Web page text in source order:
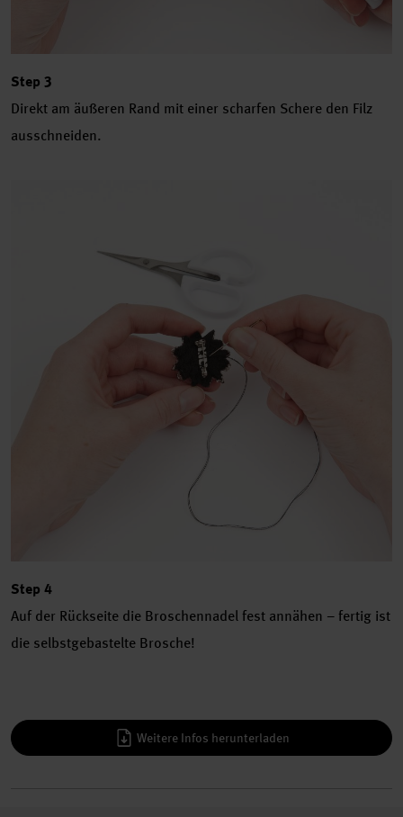
Step 3
Direkt am äußeren Rand mit einer scharfen Schere den Filz
ausschneiden.
Step 4
Auf der Rückseite die Broschennadel fest annähen – fertig ist
die selbstgebastelte Brosche!
Weitere Infos herunterladen